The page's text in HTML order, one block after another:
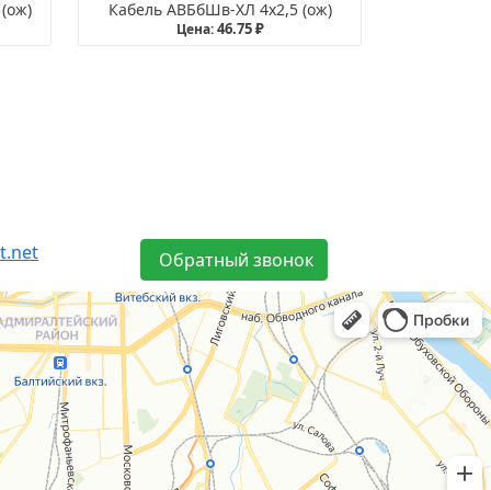
Кабель АВБбШв-ХЛ 4х2,5 (ож)
Цена:46.75 ₽
Обратный звонок